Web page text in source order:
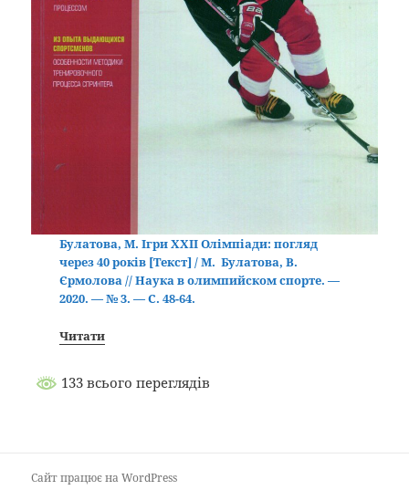
Булатова, М. Ігри ХХІІ Олімпіади: погляд
через 40 років [Текст] / М. Булатова, В.
Єрмолова // Наука в олимпийском спорте. —
2020. — № 3. — С. 48-64.
Читати
133 всього переглядів
Сайт працює на WordPress